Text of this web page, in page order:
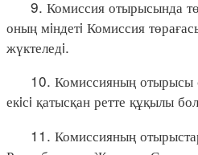
9. Комиссия отырысында
оның мiндетi Комиссия
жүктеледi.
10. Комиссияның отырысы
екiсi қатысқан ретте құқылы
11. Комиссияның